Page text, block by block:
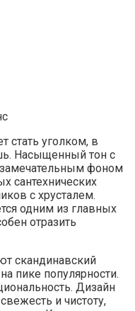
стать уголком, в
Насыщенный тон с
замечательным фоном
сантехнических
с хрусталем.
одним из главных
отразить
скандинавский
пике популярности.
Дизайн
и чистоту,